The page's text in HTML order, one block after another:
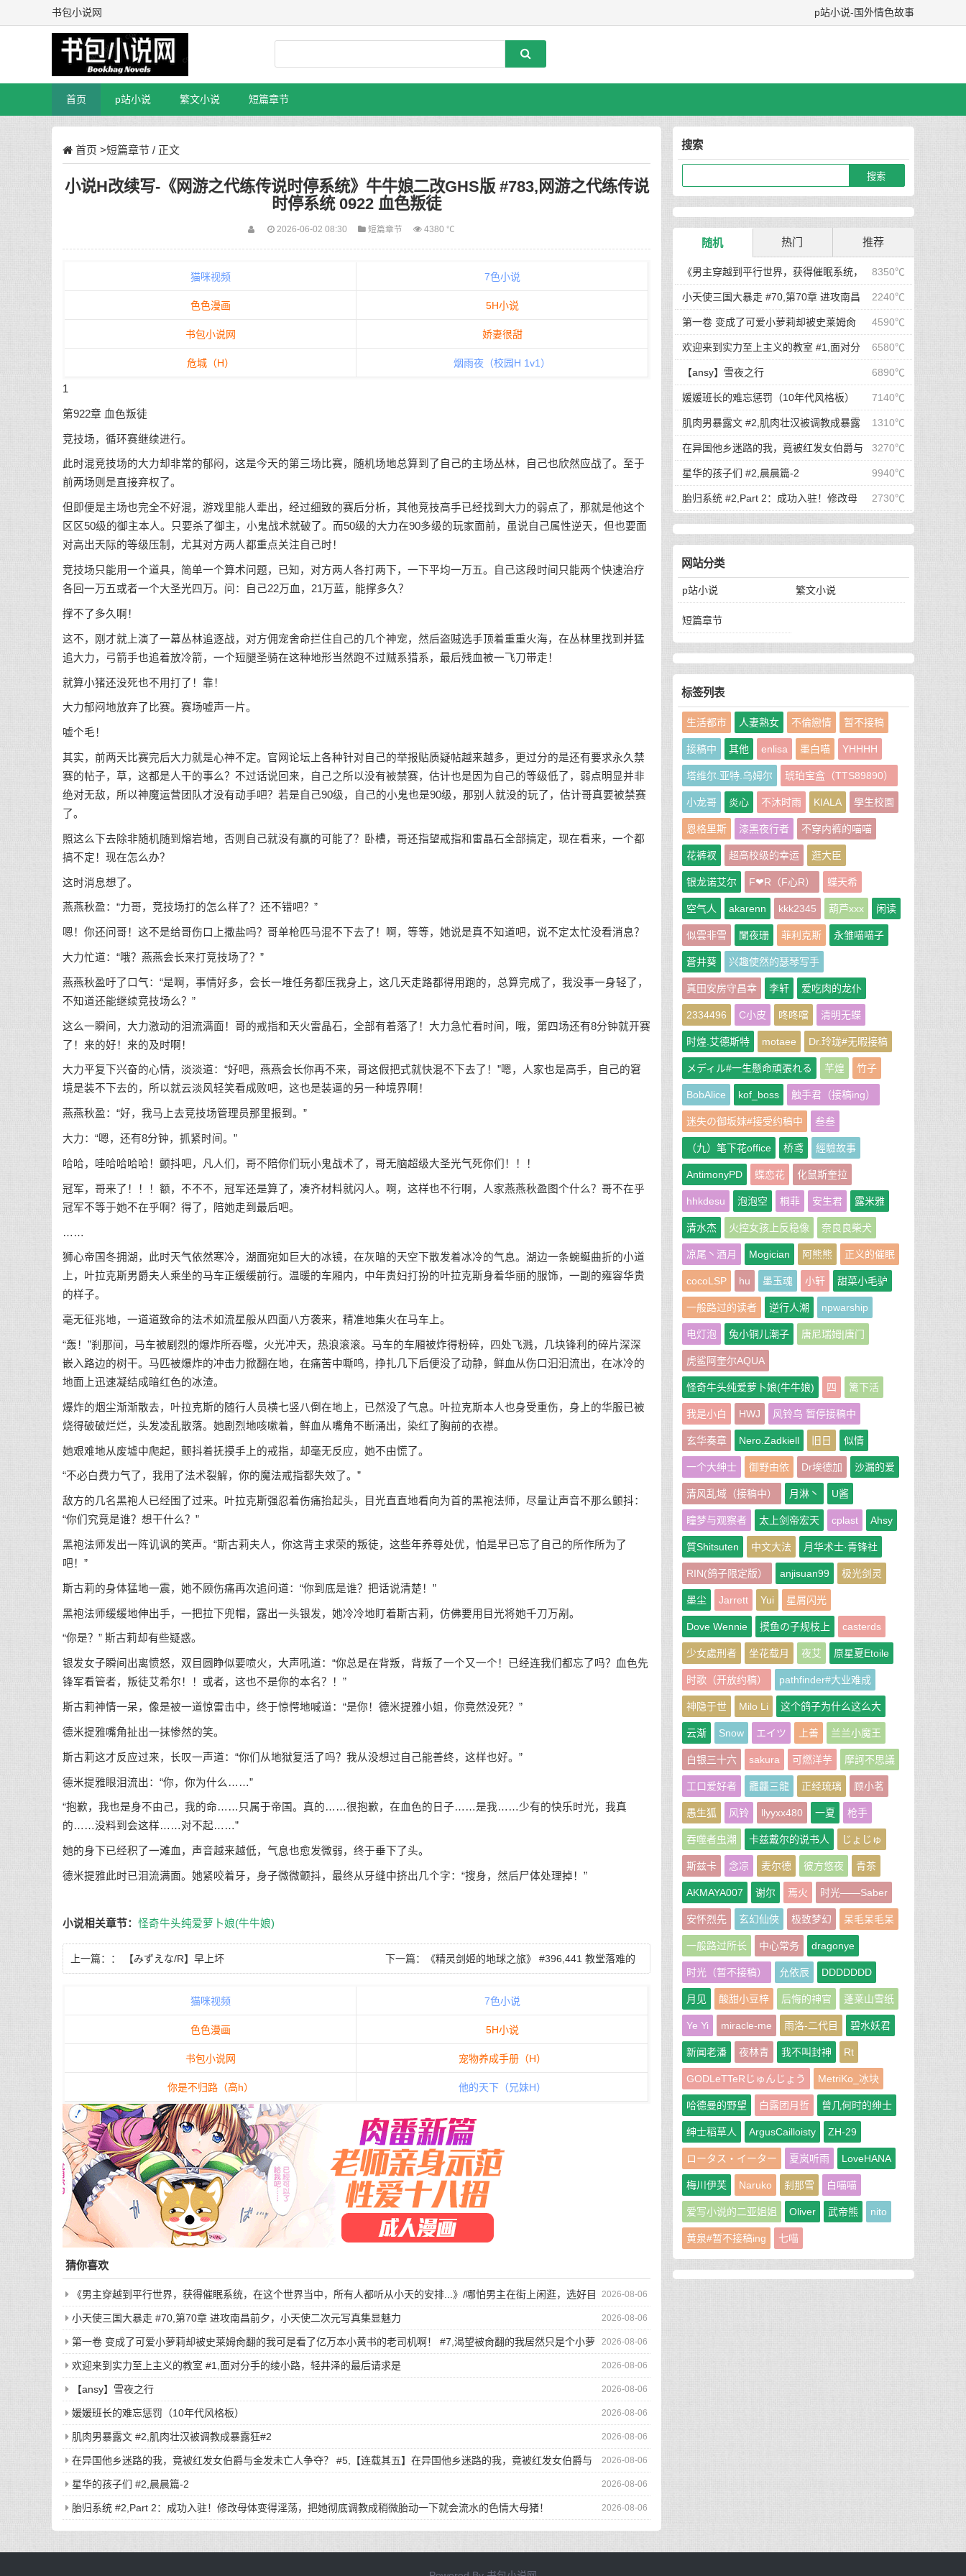
书包小说网 p站小说-国外情色故事
首页 p站小说 繁文小说 短篇章节
首页 >短篇章节 / 正文
小说H改续写-《网游之代练传说时停系统》牛牛娘二改GHS版 #783,网游之代练传说
时停系统 0922 血色叛徒
2026-06-02 08:30 短篇章节 4380 ℃
猫咪视频 7色小说
色色漫画 5H小说
书包小说网 娇妻很甜
危城（H） 烟雨夜（校园H 1v1）
1
第922章 血色叛徒
竞技场，循环赛继续进行。
此时混竞技场的大力却非常的郁闷，这是今天的第三场比赛，随机场地总算到了自己的主场丛林，自己也欣然应战了。至于
前两场则是直接弃权了。
但即便是主场也完全不好混，游戏里能人辈出，经过细致的赛后分析，其他竞技高手已经找到大力的弱点了，那就是他这个
区区50级的御主本人。只要杀了御主，小鬼战术就破了。而50级的大力在90多级的玩家面前，虽说自己属性逆天，但也要面
对高出天际的等级压制，尤其对方两人都重点关注自己时！
竞技场只能用一个道具，简单一个算术问题，已知，对方两人各打两下，一下平均一万五。自己这段时间只能两个快速治疗
各回一万五或者一个大圣光四万。问：自己22万血，21万蓝，能撑多久？
撑不了多久啊！
这不，刚才就上演了一幕丛林追逐战，对方佣宠舍命拦住自己的几个神宠，然后盗贼选手顶着重重火海，在丛林里找到并猛
追大力，弓箭手也追着放冷箭，一个短腿圣骑在这种地形当然跑不过贼系猎系，最后残血被一飞刀带走！
就算小猪还没死也不用打了！靠！
大力郁闷地放弃了比赛。赛场嘘声一片。
嘘个毛！
其实，前两天比赛完后大力就是心神不定。官网论坛上各种针对自己的举报贴质疑帖越来越多，更过分的是还有要求永久禁
赛的帖子，草，这都是人干的事么？不过话说回来，自己之所以没有被禁赛，估计也是因为自己的等级低了，弱点明显并非
绝对无敌，所以神魔运营团队才没有动手吧？若是自己90级，自己的小鬼也是90级，那别人就没的玩了，估计哥真要被禁赛
了。
照这么下去除非随机随到熔岩地，否则自己就没有赢的可能了？卧槽，哥还指望戒指和雷晶石全部搞定，现在看来，一个都
搞不定！现在怎么办？
这时消息想了。
燕燕秋盈：“力哥，竞技场打的怎么样了？还不错吧？”
嗯！你还问哥！这不是给哥伤口上撒盐吗？哥单枪匹马混不下去了！啊，等等，她说是真不知道吧，说不定太忙没看消息？
大力忙道：“哦？燕燕会长来打竞技场了？”
燕燕秋盈吁了口气：“是啊，事情好多，会长一堆任务都压我身上，这几天走路都得用跑的，总算完成了，我没事一身轻了，
不知道还能继续竞技场么？”
这么一瞬间，大力激动的泪流满面！哥的戒指和天火雷晶石，全部有着落了！大力急忙看时间，哦，第四场还有8分钟就开赛
了！来的好！来的及时啊！
大力平复下兴奋的心情，淡淡道：“好吧，燕燕会长你再不来，哥这假把式就快混不下去了！”嗯，人家也是高手，自己的窘
境是装不下去的，所以就云淡风轻笑看成败吧，这也是装逼的另一种境界啊！
燕燕秋盈：“好，我马上去竞技场管理员那里报到。”
大力：“嗯，还有8分钟，抓紧时间。”
哈哈，哇哈哈哈哈！颤抖吧，凡人们，哥不陪你们玩小鬼战术了，哥无脑超级大圣光气死你们！！！
冠军，哥来了！！！额，不不不，冠军还是算了，凑齐材料就闪人。啊，这样也不行啊，人家燕燕秋盈图个什么？哥不在乎
冠军不等于她不在乎啊？得了，陪她走到最后吧。
……
狮心帝国冬拥湖，此时天气依然寒冷，湖面宛如巨大的冰镜，在灰暗的天空下散发着冰冷的气息。湖边一条蜿蜒曲折的小道
上，叶拉克斯男爵夫人乘坐的马车正缓缓前行。温暖的车厢内，中年贵妇打扮的叶拉克斯身着华丽的服饰，一副的雍容华贵
的样子。
毫无征兆地，一道道致命的法术如流星般从四面八方袭来，精准地集火在马车上。
“轰！”刹那间，马车被剧烈的爆炸所吞噬，火光冲天，热浪滚滚。马车的车厢被炸得粉碎，四处飞溅，几块锋利的碎片深深
嵌入路边的树干。马匹被爆炸的冲击力掀翻在地，在痛苦中嘶鸣，挣扎几下后便没了动静，鲜血从伤口汩汩流出，在冰冷的
地面上迅速凝结成暗红色的冰渣。
爆炸的烟尘渐渐散去，叶拉克斯的随行人员横七竖八倒在地上，已然没了气息。叶拉克斯本人也身受重伤，身上的华服已被
烧得破破烂烂，头发凌乱散落。她剧烈地咳嗽着，鲜血从嘴角不断涌出，染红了胸前的衣襟。
她艰难地从废墟中爬起，颤抖着抚摸手上的戒指，却毫无反应，她不由慌了。
“不必白费力气了，我用了法术裂解，你的魔法戒指都失效了。”
敌方的几名黑袍人已经围了过来。叶拉克斯强忍着伤痛抬起头，目光直直地看向为首的黑袍法师，尽量让声音不那么颤抖：
“你们究竟是谁？想干什么？”
黑袍法师发出一阵讥讽的笑声。“斯古莉夫人，你这背主求荣的叛徒，这些年养尊处优，怕是早已忘了自己的所作所为了
吧！”
斯古莉的身体猛地一震，她不顾伤痛再次追问道：“你到底是谁？把话说清楚！”
黑袍法师缓缓地伸出手，一把拉下兜帽，露出一头银发，她冷冷地盯着斯古莉，仿佛要用目光将她千刀万剐。
“你是？” 斯古莉却有些疑惑。
银发女子瞬间出离愤怒，双目圆睁似要喷火，大声吼道：“你总是在背叛，背叛了一个又一个！已经连我们都忘了吗？血色先
锋军看管者，叛徒艾希尔！！或者，这也不是你的本名？！”
斯古莉神情一呆，像是被一道惊雷击中，终于惊愕地喊道：“是你！德米提雅小姐，你竟然没死？”
德米提雅嘴角扯出一抹惨然的笑。
斯古莉这才反应过来，长叹一声道：“你们从地狱复活了吗？我从没想过自己能善终，这样也好。”
德米提雅眼泪流出：“你，你为什么……”
“抱歉，我也是身不由己，我的命……只属于帝国。真的……很抱歉，在血色的日子……是我……少有的快乐时光，我真
的……没料到会这样……对不起……”
她的身下已经积了一滩血，声音越来越低，气息也愈发微弱，终于垂下了头。
德米提雅此时已泪流满面。她紧咬着牙，身子微微颤抖，最终从牙缝中挤出几个字：“搜身，然后尸体处理掉！”
小说相关章节： 怪奇牛头纯爱萝卜娘(牛牛娘)
上一篇：： 【みずえな/R】早上坏 下一篇： 《精灵剑姬的地球之旅》 #396,441 教堂落难的
猫咪视频
7色小说
色色漫画 5H小说
书包小说网 宠物养成手册（H）
你是不归路（高h） 他的天下（兄妹H）
猜你喜欢
2026-08-06
《男主穿越到平行世界，获得催眠系统，在这个世界当中，所有人都听从小天的安排...》/哪怕男主在街上闲逛，选好目
标后，直接敲门，开始玩弄户主的老婆与女儿...
2026-08-06
小天使三国大暴走 #70,第70章 进攻南昌前夕，小天使二次元写真集显魅力
2026-08-06
第一卷 变成了可爱小萝莉却被史莱姆肏翻的我可是看了亿万本小黄书的老司机啊！ #7,渴望被肏翻的我居然只是个小萝
莉
2026-08-06
欢迎来到实力至上主义的教室 #1,面对分手的绫小路，轻井泽的最后请求是
2026-08-06
【ansy】雪夜之行
2026-08-06
媛媛班长的难忘惩罚（10年代风格板）
2026-08-06
肌肉男暴露文 #2,肌肉壮汉被调教成暴露狂#2
2026-08-06
在异国他乡迷路的我，竟被红发女伯爵与金发未亡人争夺？ #5,【连载其五】在异国他乡迷路的我，竟被红发女伯爵与
金发未亡人争夺？
2026-08-06
星华的孩子们 #2,晨晨篇-2
2026-08-06
胎归系统 #2,Part 2：成功入驻！修改母体变得淫荡，把她彻底调教成稍微胎动一下就会流水的色情大母猪！
搜索
随机 热门 推荐
8350℃
《男主穿越到平行世界，获得催眠系统，
在这个世界当中，所有人都听从小天的安排...》/
哪怕男主在街上闲逛，选好目标后，直接敲门，开
始玩弄户主的老婆与女儿...
2240℃
小天使三国大暴走 #70,第70章 进攻南昌
前夕，小天使二次元写真集显魅力 4590℃
第一卷 变成了可爱小萝莉却被史莱姆肏
翻的我可是看了亿万本小黄书的老司机啊！ #7,渴
望被肏翻的我居然只是个小萝莉
6580℃
欢迎来到实力至上主义的教室 #1,面对分
手的绫小路，轻井泽的最后请求是 6890℃
【ansy】雪夜之行
7140℃
媛媛班长的难忘惩罚（10年代风格板）
1310℃
肌肉男暴露文 #2,肌肉壮汉被调教成暴露
狂#2 3270℃
在异国他乡迷路的我，竟被红发女伯爵与
金发未亡人争夺？ #5,【连载其五】在异国他乡迷
路的我，竟被红发女伯爵与金发未亡人争夺？
9940℃
星华的孩子们 #2,晨晨篇-2
2730℃
胎归系统 #2,Part 2：成功入驻！修改母
体变得淫荡，把她彻底调教成稍微胎动一下就会流
水的色情大母猪！
网站分类
p站小说 繁文小说
短篇章节
标签列表
生活都市 人妻熟女 不倫戀情 暂不接稿
接稿中 其他 enlisa 墨白喵 YHHHH
塔维尔.亚特.乌姆尔 琥珀宝盒（TTS89890）
小龙哥 炎心 不沐时雨 KIALA 學生校園
恩格里斯 漆黑夜行者 不穿内裤的喵喵
花裤衩 超高校级的幸运 逛大臣
银龙诺艾尔 F❤R（F心R） 蝶天希
空气人 akarenn kkk2345 葫芦xxx 闲读
似雲非雪 闌夜珊 菲利克斯 永雏喵喵子
蒼井葵 兴趣使然的瑟琴写手
真田安房守昌幸 李轩 爱吃肉的龙仆
2334496 C小皮 咚咚噹 清明无蝶
时煌.艾德斯特 motaee Dr.玲珑#无暇接稿
メディル#一生懸命頑張れる 芊煌 竹子
BobAlice kof_boss 触手君（接稿ing）
迷失の御坂妹#接受约稿中 叁叁
（九）笔下花office 桥鸢 經驗故事
AntimonyPD 蝶恋花 化鼠斯奎拉
hhkdesu 泡泡空 桐菲 安生君 露米雅
清水杰 火控女孩上反稳像 奈良良柴犬
凉尾丶酒月 Mogician 阿熊熊 正义的催眠
cocoLSP hu 墨玉魂 小轩 甜菜小毛驴
一般路过的读者 逆行人潮 npwarship
电灯泡 兔小铜儿潮子 唐尼瑞姆|唐门
虎鲨阿奎尔AQUA
怪奇牛头纯爱萝卜娘(牛牛娘) 四 篱下活
我是小白 HWJ 风铃鸟 暂停接稿中
玄华奏章 Nero.Zadkiell 旧日 似情
一个大绅士 御野由依 Dr埃德加 沙漏的爱
清风乱域（接稿中） 月淋丶 U酱
瞳梦与观察者 太上剑帝宏天 cplast Ahsy
質Shitsuten 中文大法 月华术士·青锋社
RIN(鸽子限定版） anjisuan99 极光剑灵
墨尘 Jarrett Yui 星屑闪光
Dove Wennie 摸鱼の子规枝上 casterds
少女處刑者 坐花载月 夜艾 原星夏Etoile
时歌（开放约稿） pathfinder#大业难成
神隐于世 Milo Li 这个鸽子为什么这么大
云渐 Snow エイツ 上善 兰兰小魔王
白银三十六 sakura 可燃洋芋 摩訶不思議
工口爱好者 龗龘三龍 正经琉璃 顾小茗
愚生狐 风铃 llyyxx480 一夏 枪手
吞噬者虫潮 卡兹戴尔的说书人 じょじゅ
斯兹卡 念凉 麦尔德 彼方悠夜 青茶
AKMAYA007 谢尔 焉火 时光——Saber
安怀烈先 玄幻仙俠 极致梦幻 呆毛呆毛呆
一般路过所长 中心常务 dragonye
时光（暂不接稿） 允依辰 DDDDDDD
月见 酸甜小豆梓 后悔的神官 蓬莱山雪纸
Ye Yi miracle-me 雨洛-二代目 碧水妖君
新闻老潘 夜林青 我不叫封神 Rt
GODLeTTeRじゅんじょう MetriKo_冰块
哈德曼的野望 白露团月哲 曾几何时的绅士
绅士稻草人 ArgusCailloisty ZH-29
ロータス・イーター 夏岚听雨 LoveHANA
梅川伊芙 Naruko 刹那雪 白喵喵
爱写小说的二亚姐姐 Oliver 武帝熊 nito
黄泉#暂不接稿ing 七喵